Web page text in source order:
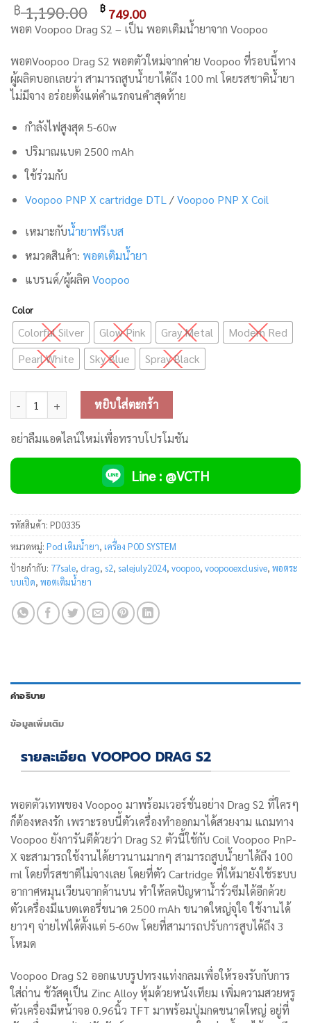
฿1,190.00 Original
price
฿ 1,190.00.
฿749.00Current
price
฿ 749.00.
พอต Voopoo Drag S2 – เป็น พอตเติมน้ำยาจาก Voopoo
พอตVoopoo Drag S2 พอตตัวใหม่จากค่าย Voopoo ที่รอบนี้ทาง
ผู้ผลิตบอกเลยว่า สามารถสูบน้ำยาได้ถึง 100 ml โดยรสชาติน้ำยา
ไม่มีจาง อร่อยตั้งแต่คำแรกจนคำสุดท้าย
กำลังไฟสูงสุด 5-60w
ปริมาณแบต 2500 mAh
ใช้ร่วมกับ
Voopoo PNP X cartridge DTL/Voopoo PNP X Coil
เหมาะกับน้ำยาฟรีเบส
หมวดสินค้า: พอตเติมน้ำยา
แบรนด์/ผู้ผลิต Voopoo
Color
Colorful Silver Glow Pink Gray Metal
Modern Red
Pearl White
Sky Blue Spray Black
จำนวน Voopoo Drag S2 Pod System ชิ้น
หยิบใส่ตะกร้า
อย่าลืมแอดไลน์ใหม่เพื่อทราบโปรโมชัน
Line : @VCTH
รหัสสินค้า: PD0335
หมวดหมู่: Pod เติมน้ำยา, เครื่อง POD SYSTEM
ป้ายกำกับ: 77sale, drag, s2, salejuly2024, voopoo, voopooexclusive, พอตระ
บบเปิด, พอตเติมน้ำยา
คำอธิบาย
ข้อมูลเพิ่มเติม
รายละเอียด VOOPOO DRAG S2
พอตตัวเทพของ Voopoo มาพร้อมเวอร์ชั่นอย่าง Drag S2 ที่ใครๆ
ก็ต้องหลงรัก เพราะรอบนี้ตัวเครื่องทำออกมาได้สวยงาม แถมทาง
Voopoo ยังการันตีด้วยว่า Drag S2 ตัวนี้ใช้กับ Coil Voopoo PnP-
X จะสามารถใช้งานได้ยาวนานมากๆ สามารถสูบน้ำยาได้ถึง 100
ml โดยที่รสชาติไม่จางเลย โดยที่ตัว Cartridge ที่ให้มายังใช้ระบบ
อากาศหมุนเวียนจากด้านบน ทำให้ลดปัญหาน้ำรั่วซึมได้อีกด้วย
ตัวเครื่องมีแบตเตอรี่ขนาด 2500 mAh ขนาดใหญ่จุใจ ใช้งานได้
ยาวๆ จ่ายไฟได้ตั้งแต่ 5-60w โดยที่สามารถปรับการสูบได้ถึง 3
โหมด
Voopoo Drag S2 ออกแบบรูปทรงแท่งกลมเพื่อให้รองรับกับการ
ใส่ถ่าน ช้วัสดุเป็น Zinc Alloy หุ้มด้วยหนังเทียม เพิ่มความสวยหรู
ตัวเครื่องมีหน้าจอ 0.96นิ้ว TFT มาพร้อมปุ่มกดขนาดใหญ่ อยู่ที่